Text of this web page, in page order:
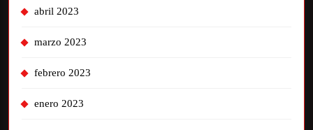
abril 2023
marzo 2023
febrero 2023
enero 2023